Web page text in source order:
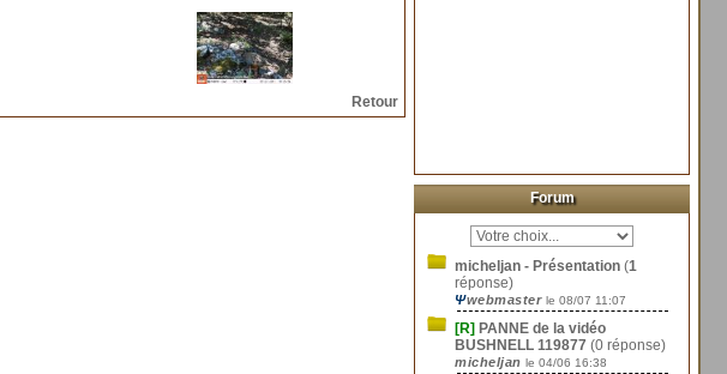
Forum
micheljan - Présentation (1
réponse)
Ψwebmaster le 08/07 11:07
[R] PANNE de la vidéo
BUSHNELL 119877 (0 réponse)
micheljan le 04/06 16:38
Retour